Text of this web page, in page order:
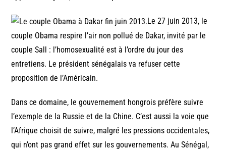
Le 27 juin 2013, le
couple Obama respire l’air non pollué de Dakar, invité par le
couple Sall : l’homosexualité est à l’ordre du jour des
entretiens. Le président sénégalais va refuser cette
proposition de l’Américain.
Dans ce domaine, le gouvernement hongrois préfère suivre
l’exemple de la Russie et de la Chine. C’est aussi la voie que
l’Afrique choisit de suivre, malgré les pressions occidentales,
qui n’ont pas grand effet sur les gouvernements. Au Sénégal,